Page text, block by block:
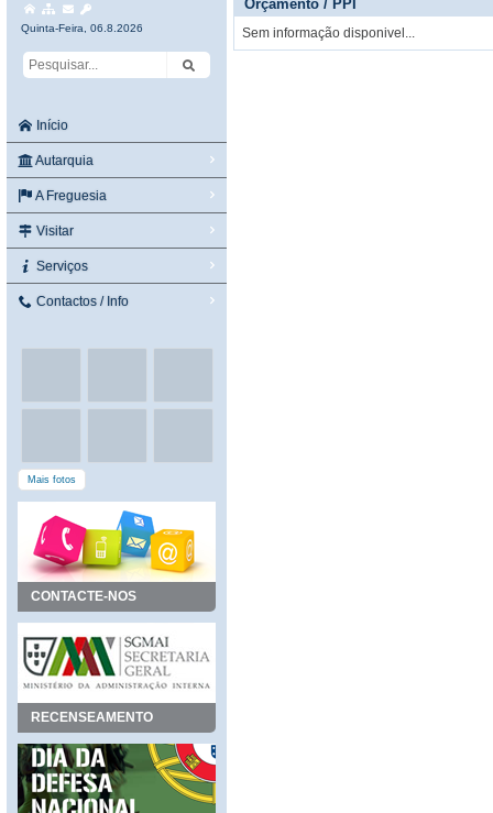
Quinta-Feira, 06.8.2026
Início
Autarquia
A Freguesia
Visitar
Serviços
Contactos / Info
Mais fotos
CONTACTE-NOS
RECENSEAMENTO
Orçamento / PPI
Sem informação disponivel...